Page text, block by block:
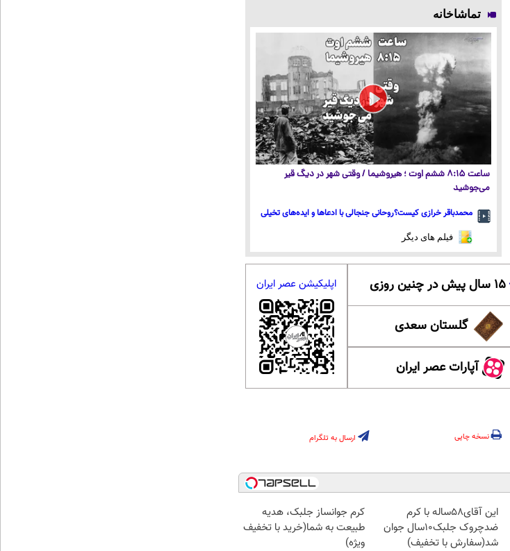
تماشاخانه
ساعت ۸:۱۵ ششم اوت ؛ هیروشیما / وقتی شهر در دیگ قیر
می‌جوشید
محمدباقر خرازی کیست؟روحانی جنجالی با ادعاها و ایده‌های تخیلی
فیلم های دیگر
۱۵ سال پیش در چنین روزی
گلستان سعدی
آپارات عصر ایران
اپلیکیشن عصر ایران
نسخه چاپی ارسال به تلگرام
این آقای58ساله با کرم
ضدچروک جلبک10سال جوان
شد(سفارش با تخفیف)
کرم جوانساز جلبک، هدیه
طبیعت به شما(خرید با تخفیف
ویژه)